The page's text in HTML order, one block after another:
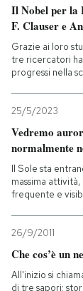
Il Nobel per la
F. Clauser e
Grazie ai loro
tre ricercatori
progressi nella
25/5/2023
Vedremo
normalmente
Il Sole sta
massima
frequente e
26/9/2011
Che cos’è un
All'inizio si
di tre sapori: